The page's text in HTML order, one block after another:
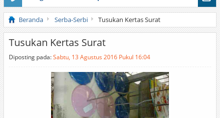
Pita Cantik Pesona
Beranda Serba-Serbi Tusukan Kertas Surat
Tusukan Kertas Surat
Diposting pada:Sabtu, 13 Agustus 2016 Pukul 16:04